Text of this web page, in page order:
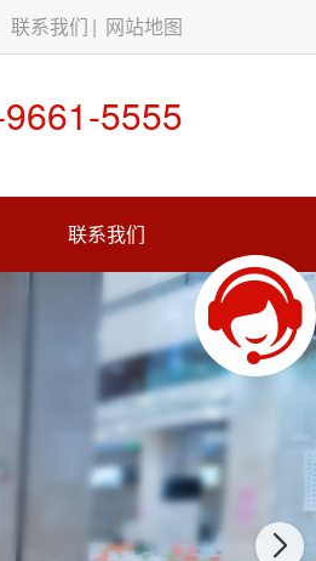
联系我们 网站地图
5555
联系我们